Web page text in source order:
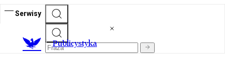
Serwisy
Publicystyka